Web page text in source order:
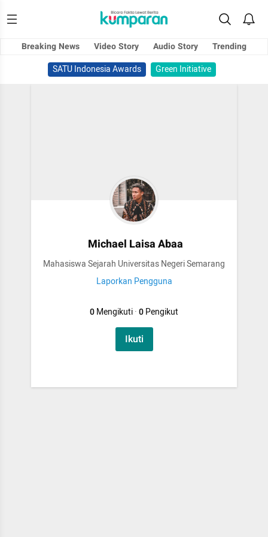
Breaking News Video Story Audio Story
Trending
SATU Indonesia Awards
Green Initiative
Michael Laisa Abaa
Mahasiswa Sejarah Universitas Negeri Semarang
Laporkan Pengguna
0Mengikuti·0Pengikut
Ikuti